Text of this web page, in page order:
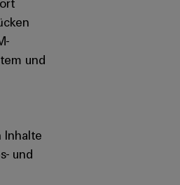
und
Inhalte
und